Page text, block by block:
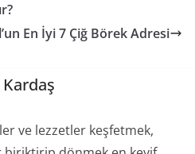
En İyi 7 Çiğ Börek Adresi
ve lezzetler keşfetmek,